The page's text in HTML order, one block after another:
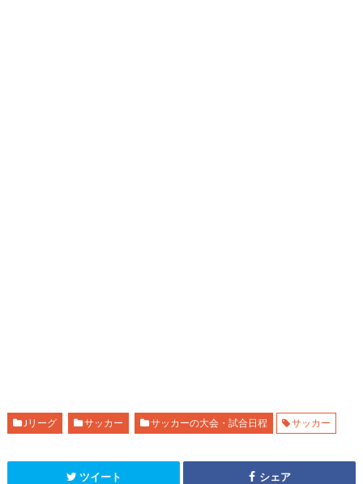
Jリーグ サッカー サッカーの大会・試合日程 サッカー
ツイート シェア